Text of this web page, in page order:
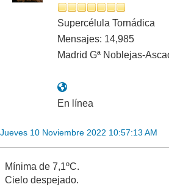
Supercélula Tornádica
Mensajes: 14,985
Madrid Gª Noblejas-
En línea
Jueves 10 Noviembre 2022 10:57:13 AM
Mínima de 7,1ºC.
Cielo despejado.